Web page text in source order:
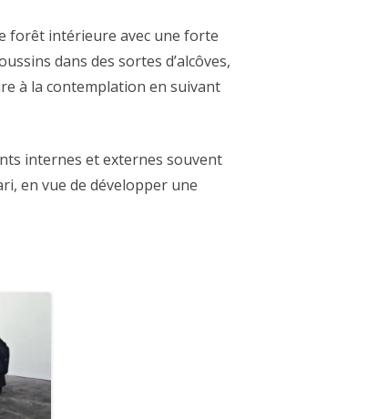
forêt intérieure avec une forte
dans des sortes d’alcôves,
à la contemplation en suivant
internes et externes souvent
en vue de développer une